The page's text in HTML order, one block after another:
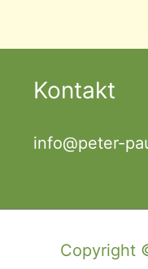
Kontakt
info@peter-
Copyright